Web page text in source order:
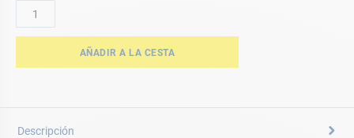
AÑADIR A LA CESTA
Descripción